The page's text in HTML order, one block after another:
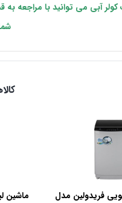
آبی می توانید با مراجعه
فریدولین مدل
ماشین